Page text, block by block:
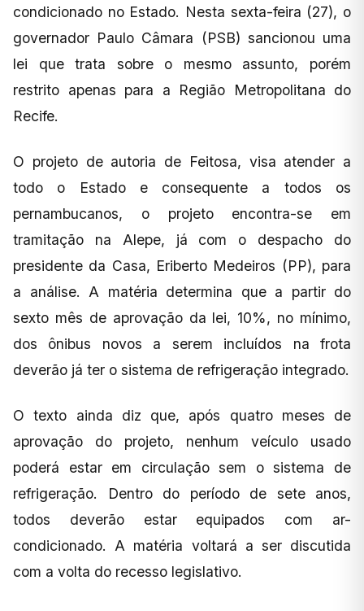
condicionado no Estado. Nesta sexta-feira (27), o
governador Paulo Câmara (PSB) sancionou uma
lei que trata sobre o mesmo assunto, porém
restrito apenas para a Região Metropolitana do
Recife.
O projeto de autoria de Feitosa, visa atender a
todo o Estado e consequente a todos os
pernambucanos, o projeto encontra-se em
tramitação na Alepe, já com o despacho do
presidente da Casa, Eriberto Medeiros (PP), para
a análise. A matéria determina que a partir do
sexto mês de aprovação da lei, 10%, no mínimo,
dos ônibus novos a serem incluídos na frota
deverão já ter o sistema de refrigeração integrado.
O texto ainda diz que, após quatro meses de
aprovação do projeto, nenhum veículo usado
poderá estar em circulação sem o sistema de
refrigeração. Dentro do período de sete anos,
todos deverão estar equipados com ar-
condicionado. A matéria voltará a ser discutida
com a volta do recesso legislativo.